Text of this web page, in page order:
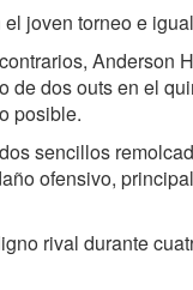
joven torneo e
Anderson
dos outs en el
posible.
sencillos
ofensivo,
rival durante